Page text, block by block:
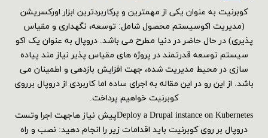
کوبرنیت به عنوان یکی از مهمترین و پرکاربردترین ابزار اورکسریشن
(مدیریت اکوسیستم محصول شامل: توسعه، نگهداری و مقیاس
پذیری) در حال حاضر در دنیا مطرح می باشد. دروپال به عنوان یک اکو
سیستم توسعه قدرتمند در پروژه های مقیاس پذیر نیاز مند پیاده
سازی در محیط مدیریت شده، جهت افزایش بازدهی و اطمینان می
باشد. از این رو در این مقاله به اجرای ساده اما کاربردی از دروپال برروی
کوبرنیت خواهیم پرداخت.
Deploy a Drupal instance on Kubernetesپیش نیاز هاجهت اجرا وتست
دروپال بر روی کوبرنیت باید اقدامات زیر را انجام دهید: نصب و راه